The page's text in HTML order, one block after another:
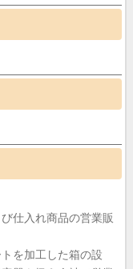
仕入れ商品の営業販
を加工した箱の設